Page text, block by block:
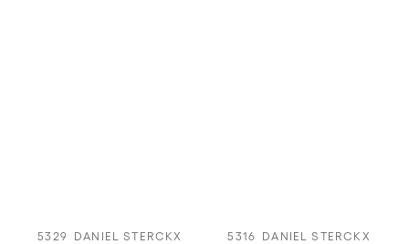
5329 DANIEL STERCKX 5316 DANIEL STERCKX